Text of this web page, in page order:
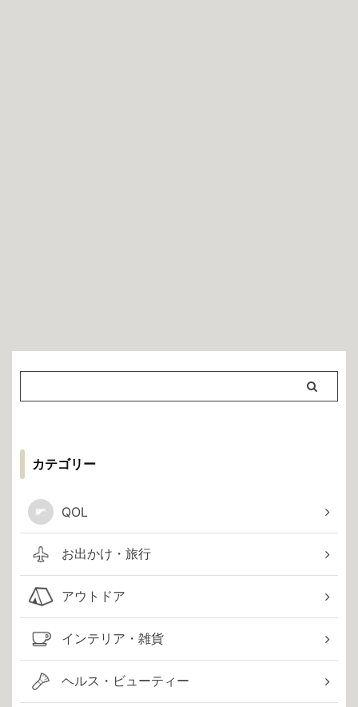
カテゴリー
QOL
お出かけ・旅行
アウトドア
インテリア・雑貨
ヘルス・ビューティー